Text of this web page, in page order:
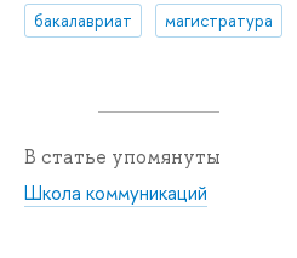
бакалавриат
магистратура
В статье упомянуты
Школа коммуникаций